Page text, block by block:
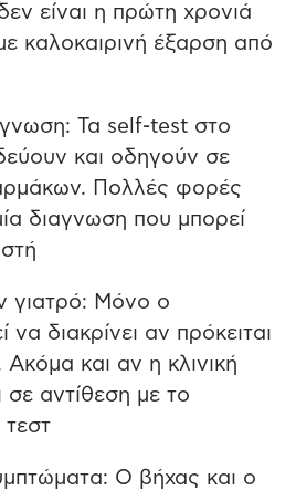
είναι η πρώτη χρονιά
καλοκαιρινή έξαρση από
Τα self-test στο
και οδηγούν σε
Πολλές φορές
διαγνωση που μπορεί
γιατρό: Μόνο ο
να διακρίνει αν πρόκειται
Ακόμα και αν η κλινική
σε αντίθεση με το
Ο βήχας και ο